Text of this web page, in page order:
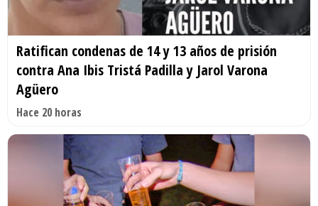
Ratifican condenas de 14 y 13 años de prisión
contra Ana Ibis Tristá Padilla y Jarol Varona
Agüero
Hace 20 horas